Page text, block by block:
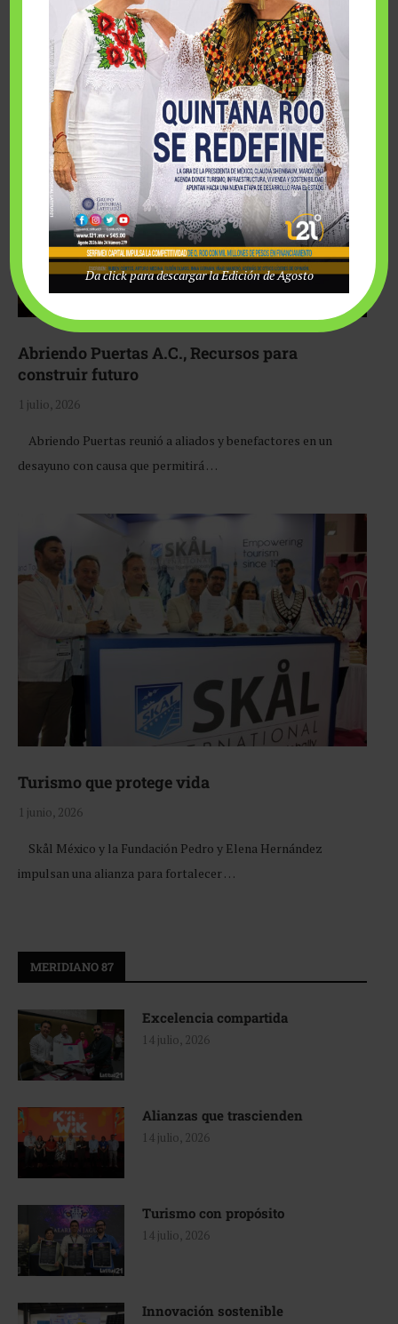
Fairmont Mayakoba y Make-A-Wish México unieron
esfuerzos para hacer realidad el deseo de una …
Abriendo Puertas A.C., Recursos para
construir futuro
1 julio, 2026
Abriendo Puertas reunió a aliados y benefactores en un
desayuno con causa que permitirá …
Turismo que protege vida
1 junio, 2026
Skål México y la Fundación Pedro y Elena Hernández
impulsan una alianza para fortalecer …
MERIDIANO 87
Excelencia compartida
14 julio, 2026
Alianzas que trascienden
14 julio, 2026
Turismo con propósito
14 julio, 2026
Innovación sostenible
Da click para descargar la Edición de Agosto